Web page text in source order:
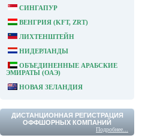
СИНГАПУР
ВЕНГРИЯ (KFT, ZRT)
ЛИХТЕНШТЕЙН
НИДЕРЛАНДЫ
ОБЪЕДИНЕННЫЕ АРАБСКИЕ
ЭМИРАТЫ (ОАЭ)
НОВАЯ ЗЕЛАНДИЯ
ДИСТАНЦИОННАЯ РЕГИСТРАЦИЯ
ОФФШОРНЫХ КОМПАНИЙ
Подробнее...